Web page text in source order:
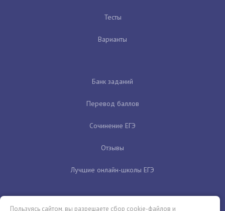
Тесты
Варианты
Банк заданий
Перевод баллов
Сочинение ЕГЭ
Отзывы
Лучшие онлайн-школы ЕГЭ
Пользуясь сайтом, вы разрешаете сбор cookie-файлов и